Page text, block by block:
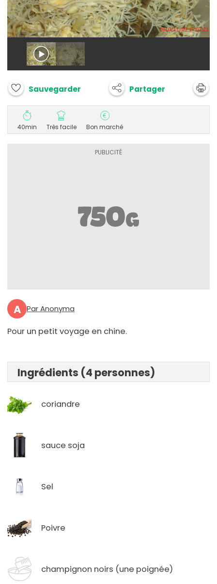
Sauvegarder Partager
40min Très facile Bon marché
A Par Anonyma
Pour un petit voyage en chine.
Ingrédients (4 personnes)
coriandre
sauce soja
Sel
Poivre
champignon noirs (une poignée)